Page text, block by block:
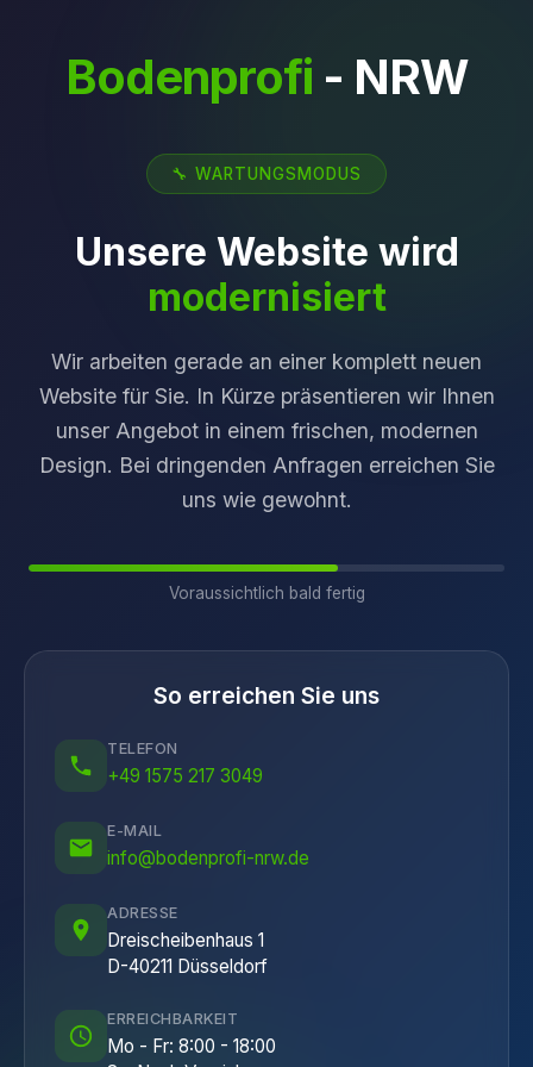
Bodenprofi - NRW
🔧 WARTUNGSMODUS
Unsere Website wird
modernisiert
Wir arbeiten gerade an einer komplett neuen
Website für Sie. In Kürze präsentieren wir Ihnen
unser Angebot in einem frischen, modernen
Design. Bei dringenden Anfragen erreichen Sie
uns wie gewohnt.
Voraussichtlich bald fertig
So erreichen Sie uns
TELEFON
+49 1575 217 3049
E-MAIL
info@bodenprofi-nrw.de
ADRESSE
Dreischeibenhaus 1
D-40211 Düsseldorf
ERREICHBARKEIT
Mo - Fr: 8:00 - 18:00